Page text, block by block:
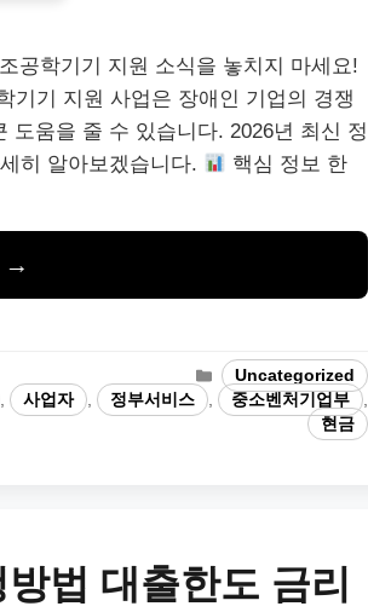
공학기기 지원 소식을 놓치지 마세요!
기기 지원 사업은 장애인 기업의 경쟁
도움을 줄 수 있습니다. 2026년 최신 정
히 알아보겠습니다.
핵심 정보 한
Categories
Uncategorized
, 사업자 , 정부서비스 , 중소벤처기업부
,
현금
법 대출한도 금리